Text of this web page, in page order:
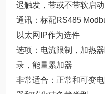
迟触发，带或不带软启
通讯：标配RS485
以太网IP作为选件
选项：电流限制，加热
录，能量累加器
非常适合：正常和可变